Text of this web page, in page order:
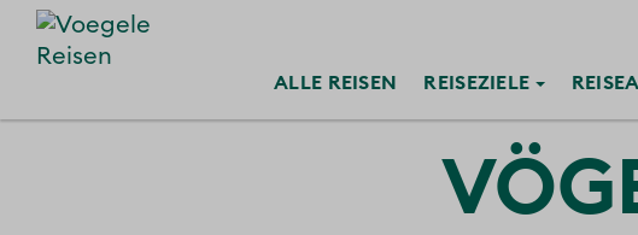
ALLE REISEN REISEZIELE REISE